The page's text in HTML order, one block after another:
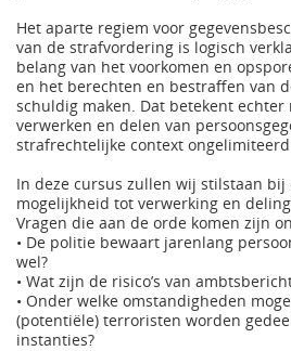
Het aparte regiem voor
van de strafvordering is logisch
belang van het voorkomen en
en het berechten en bestraffen van
schuldig maken. Dat betekent
verwerken en delen van
strafrechtelijke context
In deze cursus zullen wij stilstaan
mogelijkheid tot verwerking en
Vragen die aan de orde komen zijn
• De politie bewaart jarenlang
wel?
• Wat zijn de risico’s van
• Onder welke omstandigheden
(potentiële) terroristen worden
instanties?